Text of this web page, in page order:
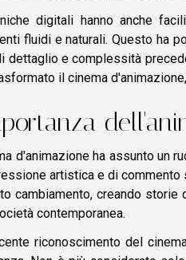
digitali hanno anche
fluidi e naturali. Questo ha
dettaglio e complessità
il cinema
d'animazione ha assunto un
artistica e di commento
cambiamento, creando
contemporanea.
riconoscimento del